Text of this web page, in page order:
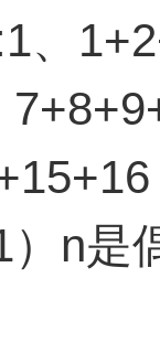
、
1）n